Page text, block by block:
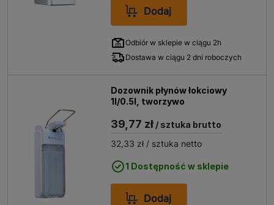
Dodaj
Odbiór w sklepie w ciągu 2h
Dostawa w ciągu 2 dni roboczych
Dozownik płynów łokciowy
1l/0.5l, tworzywo
39,77 zł / sztuka brutto
32,33 zł / sztuka netto
1 Dostępność w sklepie
Dodaj